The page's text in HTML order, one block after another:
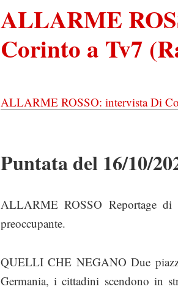
ALLARME
Corinto a Tv7
ALLARME ROSSO: intervista Di
Puntata del 16/10/
ALLARME ROSSO Reportage
preoccupante.
QUELLI CHE NEGANO Due
Germania, i cittadini scendono in